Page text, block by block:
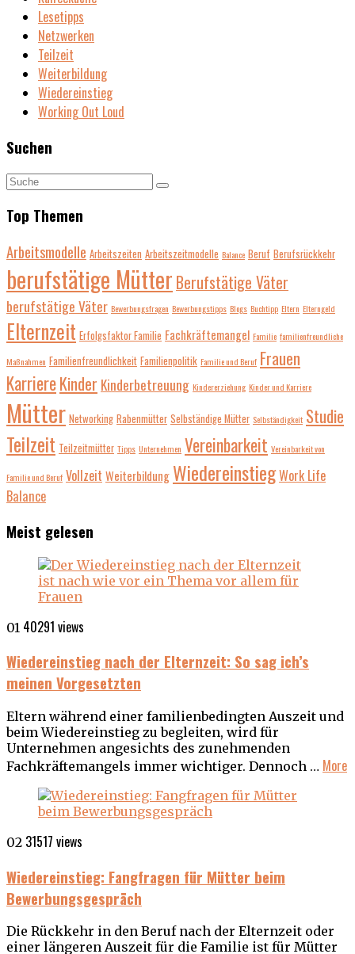
Lesetipps
Netzwerken
Teilzeit
Weiterbildung
Wiedereinstieg
Working Out Loud
Suchen
Top Themen
Arbeitsmodelle Arbeitszeiten Arbeitszeitmodelle Balance Beruf Berufsrückkehr
berufstätige Mütter Berufstätige Väter
berufstätige Väter Bewerbungsfragen Bewerbungstipps Blogs Buchtipp Eltern Elterngeld
Elternzeit Erfolgsfaktor Familie Fachkräftemangel Familie familienfreundliche
Maßnahmen Familienfreundlichkeit Familienpolitik Familie und Beruf Frauen
KarriereKinder Kinderbetreuung Kindererziehung Kinder und Karriere
Mütter Networking Rabenmütter Selbständige Mütter Selbständigkeit Studie
Teilzeit Teilzeitmütter Tipps Unternehmen Vereinbarkeit Vereinbarkeit von
Familie und Beruf Vollzeit Weiterbildung WiedereinstiegWork Life
Balance
Meist gelesen
01 40291 views
Wiedereinstieg nach der Elternzeit: So sag ich’s
meinen Vorgesetzten
Eltern während einer familienbedingten Auszeit und
beim Wiedereinstieg zu begleiten, wird für
Unternehmen angesichts des zunehmenden
Fachkräftemangels immer wichtiger. Dennoch … More
02 31517 views
Wiedereinstieg: Fangfragen für Mütter beim
Bewerbungsgespräch
Die Rückkehr in den Beruf nach der Elternzeit oder
einer längeren Auszeit für die Familie ist für Mütter